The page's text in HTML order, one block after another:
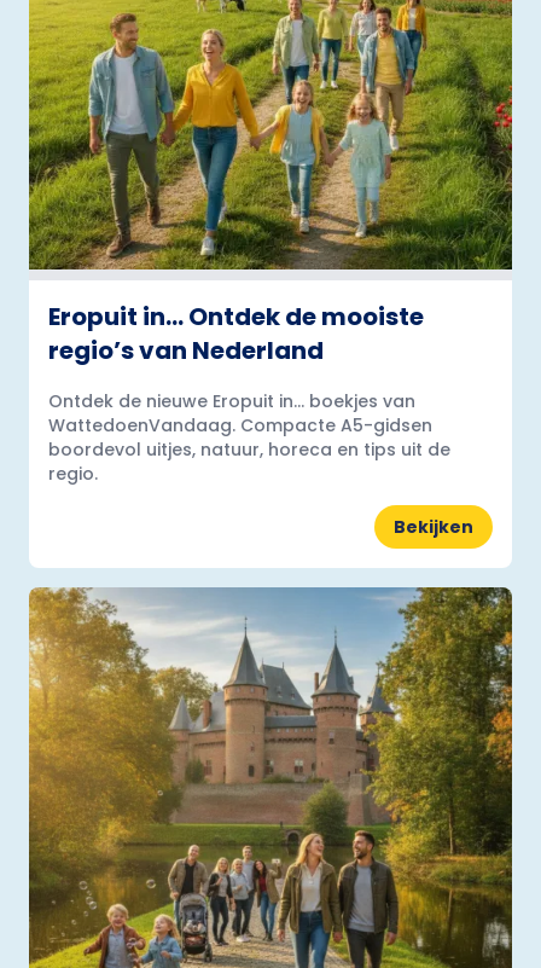
Eropuit in… Ontdek de mooiste
regio’s van Nederland
Ontdek de nieuwe Eropuit in... boekjes van
WattedoenVandaag. Compacte A5-gidsen
boordevol uitjes, natuur, horeca en tips uit de
regio.
Bekijken